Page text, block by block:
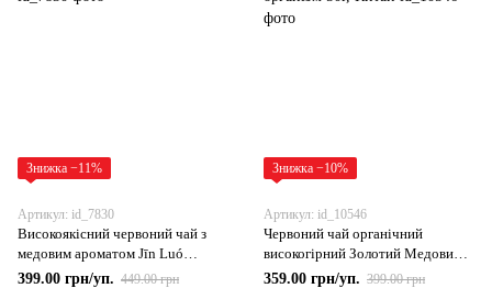
Знижка −11%
Артикул: id_7830
Високоякісний червоний чай з
медовим ароматом Jīn Luó
Золотий Равлик в металевій
399.00 грн/уп. 449.00 грн
Знижка −10%
Артикул: id_10546
Червоний чай органічний
високогірний Золотий Медовий
Равлик Фенцин - виводить
359.00 грн/уп. 399.00 грн